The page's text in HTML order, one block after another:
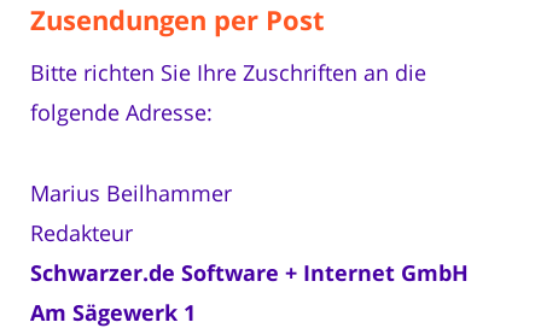
Zusendungen per Post
Bitte richten Sie Ihre Zuschriften an die
folgende Adresse:
Marius Beilhammer
Redakteur
Schwarzer.de Software + Internet GmbH
Am Sägewerk 1